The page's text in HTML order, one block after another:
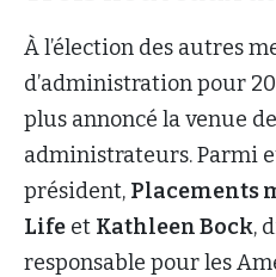
À l’élection des autres
d’administration pour
plus annoncé la venue
administrateurs. Parmi
président, Placements
Life et Kathleen Bock,
responsable pour les